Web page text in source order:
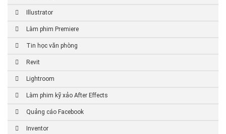
Illustrator
Làm phim Premiere
Tin học văn phòng
Revit
Lightroom
Làm phim kỹ xảo After Effects
Quảng cáo Facebook
Inventor